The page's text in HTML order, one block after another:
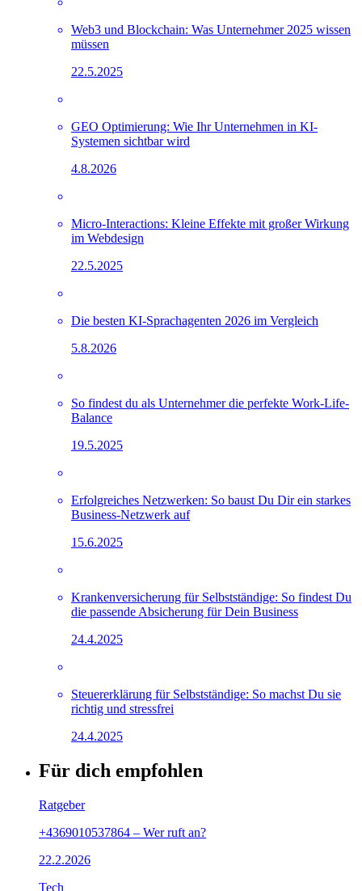
Web3 und Blockchain: Was Unternehmer 2025 wissen
müssen
22.5.2025
GEO Optimierung: Wie Ihr Unternehmen in KI-
Systemen sichtbar wird
4.8.2026
Micro-Interactions: Kleine Effekte mit großer Wirkung
im Webdesign
22.5.2025
Die besten KI-Sprachagenten 2026 im Vergleich
5.8.2026
So findest du als Unternehmer die perfekte Work-Life-
Balance
19.5.2025
Erfolgreiches Netzwerken: So baust Du Dir ein starkes
Business-Netzwerk auf
15.6.2025
Krankenversicherung für Selbstständige: So findest Du
die passende Absicherung für Dein Business
24.4.2025
Steuererklärung für Selbstständige: So machst Du sie
richtig und stressfrei
24.4.2025
Für dich empfohlen
Ratgeber
+4369010537864 – Wer ruft an?
22.2.2026
Tech